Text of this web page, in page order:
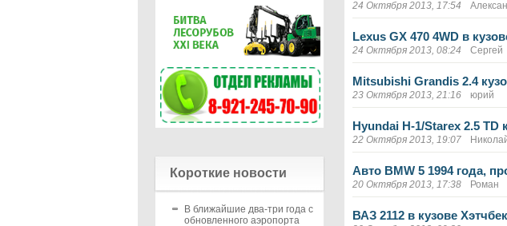
Короткие новости
В ближайшие два-три года с
обновленного аэропорта
24 Октября 2013, 17:54
Lexus GX 470 4WD в
24 Октября 2013, 08:24 Сергей
Mitsubishi Grandis 2.4
23 Октября 2013, 21:16 юрий
Hyundai H-1/Starex 2.5 TD
22 Октября 2013, 19:07
Авто BMW 5 1994 года,
20 Октября 2013, 17:38 Роман
ВАЗ 2112 в кузове